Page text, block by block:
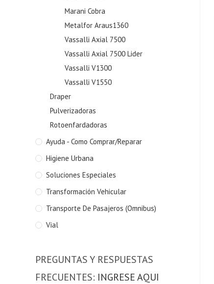
Marani Cobra
Metalfor Araus1360
Vassalli Axial 7500
Vassalli Axial 7500 Lider
Vassalli V1300
Vassalli V1550
Draper
Pulverizadoras
Rotoenfardadoras
Ayuda - Como Comprar/Reparar
Higiene Urbana
Soluciones Especiales
Transformación Vehicular
Transporte De Pasajeros (Omnibus)
Vial
PREGUNTAS Y RESPUESTAS
FRECUENTES: INGRESE AQUI